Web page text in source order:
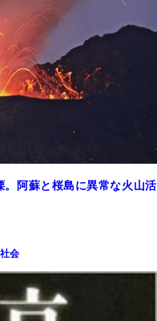
。阿蘇と桜島に異常な火山活
社会